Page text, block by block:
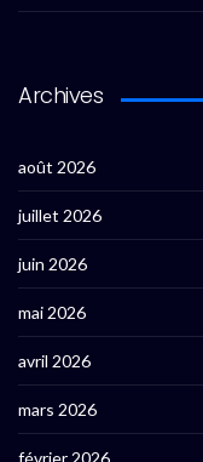
Archives
août 2026
juillet 2026
juin 2026
mai 2026
avril 2026
mars 2026